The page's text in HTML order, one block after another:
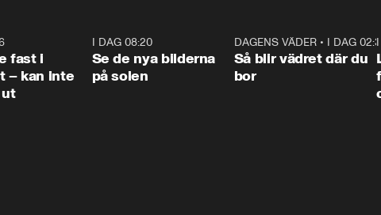
fast i
– kan inte
ut
I DAG 08:20
Se de nya bilderna
på solen
1:06
DAGENS VÄDER• I DAG
Så blir vädret där du
bor
I